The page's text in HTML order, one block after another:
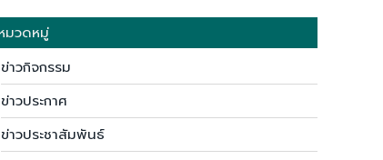
มวดหมู่
ข่าวกิจกรรม
ข่าวประกาศ
ข่าวประชาสัมพันธ์